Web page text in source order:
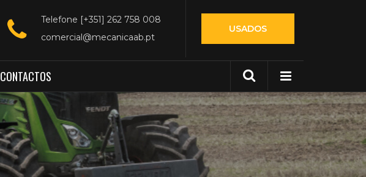
USADOS
Telefone [+351] 262 758 008
comercial@mecanicaab.pt
CONTACTOS